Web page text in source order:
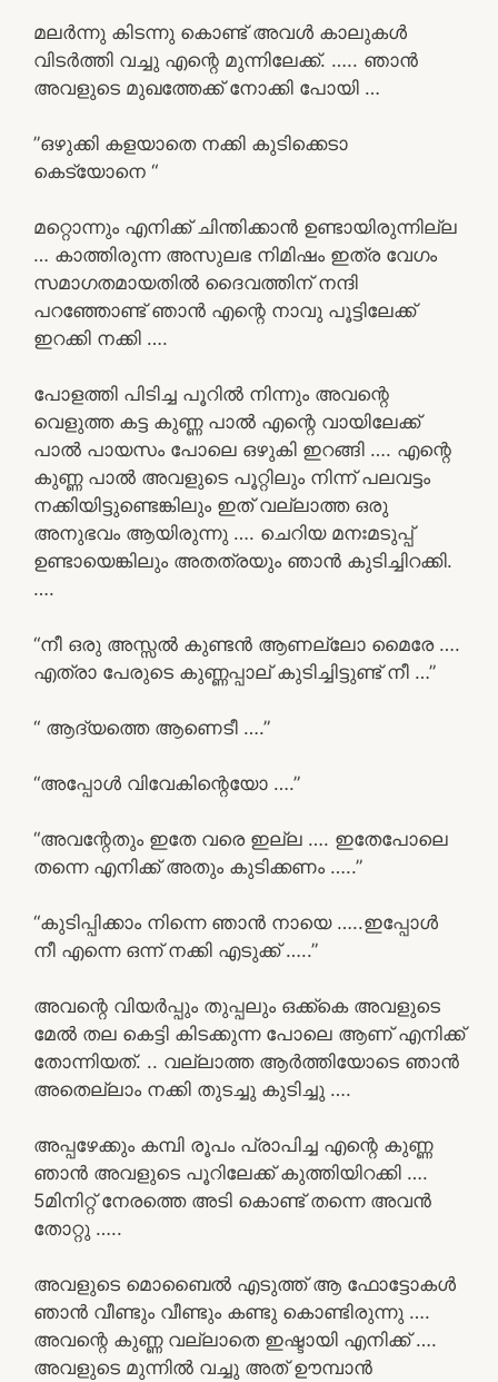
മലർന്നു കിടന്നു കൊണ്ട് അവൾ കാലുകൾ
വിടർത്തി വച്ചു എന്റെ മുന്നിലേക്ക്. ….. ഞാൻ
അവളുടെ മുഖത്തേക്ക് നോക്കി പോയി …
”ഒഴുക്കി കളയാതെ നക്കി കുടിക്കെടാ
കെട്യോനെ “
മറ്റൊന്നും എനിക്ക് ചിന്തിക്കാൻ ഉണ്ടായിരുന്നില്ല
… കാത്തിരുന്ന അസുലഭ നിമിഷം ഇത്ര വേഗം
സമാഗതമായതിൽ ദൈവത്തിന് നന്ദി
പറഞ്ഞോണ്ട് ഞാൻ എന്റെ നാവു പൂട്ടിലേക്ക്
ഇറക്കി നക്കി ….
പോളത്തി പിടിച്ച പൂറിൽ നിന്നും അവന്റെ
വെളുത്ത കട്ട കുണ്ണ പാൽ എന്റെ വായിലേക്ക്
പാൽ പായസം പോലെ ഒഴുകി ഇറങ്ങി …. എന്റെ
കുണ്ണ പാൽ അവളുടെ പൂറ്റിലും നിന്ന് പലവട്ടം
നക്കിയിട്ടുണ്ടെങ്കിലും ഇത് വല്ലാത്ത ഒരു
അനുഭവം ആയിരുന്നു …. ചെറിയ മനഃമടുപ്പ്
ഉണ്ടായെങ്കിലും അതത്രയും ഞാൻ കുടിച്ചിറക്കി.
….
“നീ ഒരു അസ്സൽ കുണ്ടൻ ആണല്ലോ മൈരേ ….
എത്രാ പേരുടെ കുണ്ണപ്പാല് കുടിച്ചിട്ടുണ്ട് നീ …”
“ ആദ്യത്തെ ആണെടീ ….”
“അപ്പോൾ വിവേകിന്റെയോ ….”
“അവന്റേതും ഇതേ വരെ ഇല്ല …. ഇതേപോലെ
തന്നെ എനിക്ക് അതും കുടിക്കണം …..”
“കുടിപ്പിക്കാം നിന്നെ ഞാൻ നായെ …..ഇപ്പോൾ
നീ എന്നെ ഒന്ന് നക്കി എടുക്ക് …..”
അവന്റെ വിയർപ്പും തുപ്പലും ഒക്ക്കെ അവളുടെ
മേൽ തല കെട്ടി കിടക്കുന്ന പോലെ ആണ് എനിക്ക്
തോന്നിയത്. .. വല്ലാത്ത ആർത്തിയോടെ ഞാൻ
അതെല്ലാം നക്കി തുടച്ചു കുടിച്ചു ….
അപ്പഴേക്കും കമ്പി രൂപം പ്രാപിച്ച എന്റെ കുണ്ണ
ഞാൻ അവളുടെ പൂറിലേക്ക് കുത്തിയിറക്കി ….
5മിനിറ്റ് നേരത്തെ അടി കൊണ്ട് തന്നെ അവൻ
തോറ്റു …..
അവളുടെ മൊബൈൽ എടുത്ത് ആ ഫോട്ടോകൾ
ഞാൻ വീണ്ടും വീണ്ടും കണ്ടു കൊണ്ടിരുന്നു ….
അവന്റെ കുണ്ണ വല്ലാതെ ഇഷ്ടായി എനിക്ക് ….
അവളുടെ മുന്നിൽ വച്ചു അത് ഊമ്പാൻ